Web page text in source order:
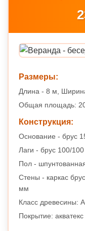
Размеры:
Длина - 8 м,
Общая площадь: 20
Конструкция:
Основание - брус
Лаги - брус 100/
Пол -
Стены - каркас
мм
Класс древесины:
Покрытие: